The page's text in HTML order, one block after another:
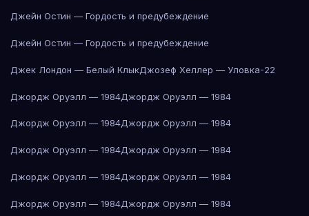
Джейн Остин — Гордость и предубеждение
Джейн Остин — Гордость и предубеждение
Джек Лондон — Белый КлыкДжозеф Хеллер — Уловка-22
Джордж Оруэлл — 1984Джордж Оруэлл — 1984
Джордж Оруэлл — 1984Джордж Оруэлл — 1984
Джордж Оруэлл — 1984Джордж Оруэлл — 1984
Джордж Оруэлл — 1984Джордж Оруэлл — 1984
Джордж Оруэлл — 1984Джордж Оруэлл — 1984